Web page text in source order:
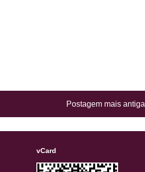
Postagem mais antiga
vCard